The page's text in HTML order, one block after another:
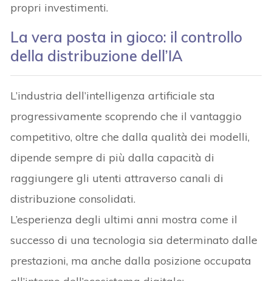
propri investimenti.
La vera posta in gioco: il controllo
della distribuzione dell’IA
L’industria dell’intelligenza artificiale sta
progressivamente scoprendo che il vantaggio
competitivo, oltre che dalla qualità dei modelli,
dipende sempre di più dalla capacità di
raggiungere gli utenti attraverso canali di
distribuzione consolidati.
L’esperienza degli ultimi anni mostra come il
successo di una tecnologia sia determinato dalle
prestazioni, ma anche dalla posizione occupata